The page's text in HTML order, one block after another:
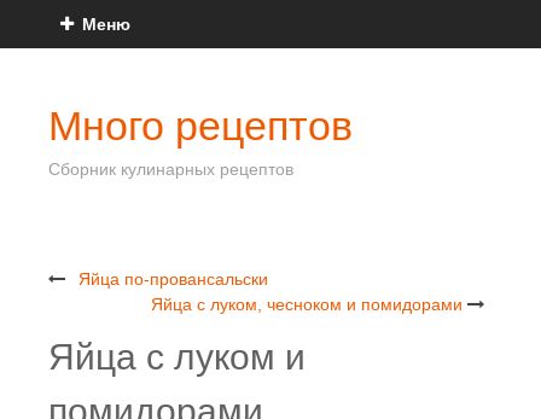
Меню
Много рецептов
Сборник кулинарных рецептов
Яйца по-провансальски
Яйца с луком, чесноком и помидорами
Яйца с луком и
помидорами